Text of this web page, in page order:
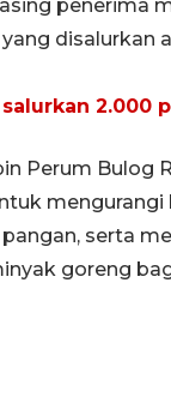
penerima
disalurkan
2.000
Perum Bulog
serta
goreng